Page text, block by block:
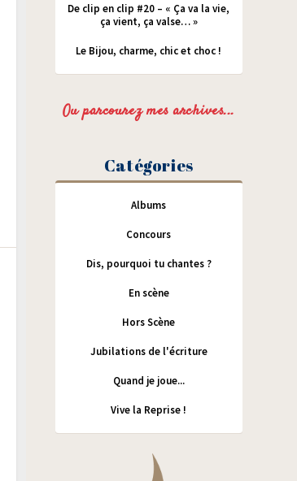
De clip en clip #20 – « Ça va la vie,
ça vient, ça valse… »
Le Bijou, charme, chic et choc !
Ou parcourez mes archives...
Catégories
Albums
Concours
Dis, pourquoi tu chantes ?
En scène
Hors Scène
Jubilations de l'écriture
Quand je joue...
Vive la Reprise !